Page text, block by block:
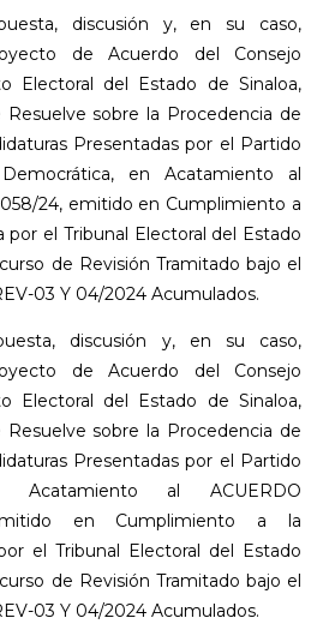
discusión y, en su caso,
de Acuerdo del Consejo
Electoral del Estado de Sinaloa,
sobre la Procedencia de
Presentadas por el Partido
en Acatamiento al
24, emitido en Cumplimiento a
por el Tribunal Electoral del Estado
de Revisión Tramitado bajo el
03 Y 04/2024 Acumulados.
discusión y, en su caso,
de Acuerdo del Consejo
Electoral del Estado de Sinaloa,
sobre la Procedencia de
Presentadas por el Partido
al ACUERDO
emitido en Cumplimiento a la
el Tribunal Electoral del Estado
de Revisión Tramitado bajo el
03 Y 04/2024 Acumulados.